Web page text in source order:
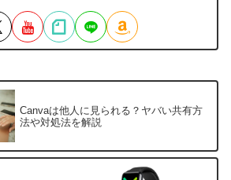
Canvaは他人に見られる？ヤバい共有方
法や対処法を解説